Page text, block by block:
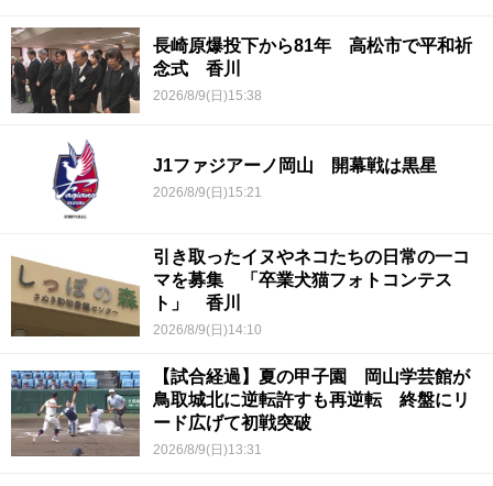
長崎原爆投下から81年 高松市で平和祈
念式 香川
2026/8/9(日)15:38
J1ファジアーノ岡山 開幕戦は黒星
2026/8/9(日)15:21
引き取ったイヌやネコたちの日常の一コ
マを募集 「卒業犬猫フォトコンテス
ト」 香川
2026/8/9(日)14:10
【試合経過】夏の甲子園 岡山学芸館が
鳥取城北に逆転許すも再逆転 終盤にリ
ード広げて初戦突破
2026/8/9(日)13:31